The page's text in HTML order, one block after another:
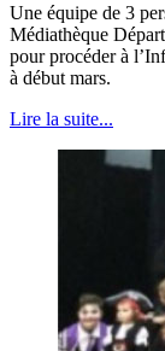
Une équipe de 3
Médiathèque
pour procéder à
à début mars.
Lire la suite...